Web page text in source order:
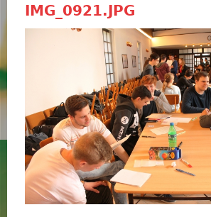
IMG_0921.JPG